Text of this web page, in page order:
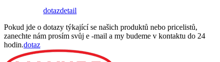
dotazdetail
Pokud jde o dotazy týkající se našich produktů nebo pricelistů,
zanechte nám prosím svůj e -mail a my budeme v kontaktu do 24
hodin.dotaz